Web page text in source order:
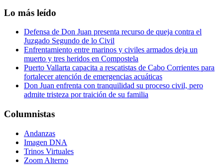
Lo más leído
Defensa de Don Juan presenta recurso de queja contra el
Juzgado Segundo de lo Civil
Enfrentamiento entre marinos y civiles armados deja un
muerto y tres heridos en Compostela
Puerto Vallarta capacita a rescatistas de Cabo Corrientes para
fortalecer atención de emergencias acuáticas
Don Juan enfrenta con tranquilidad su proceso civil, pero
admite tristeza por traición de su familia
Columnistas
Andanzas
Imagen DNA
Trinos Virtuales
Zoom Alterno